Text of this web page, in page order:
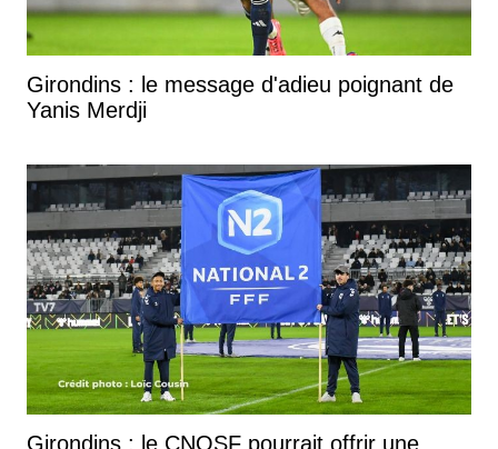
Girondins : le message d'adieu poignant de
Yanis Merdji
Girondins : le CNOSF pourrait offrir une